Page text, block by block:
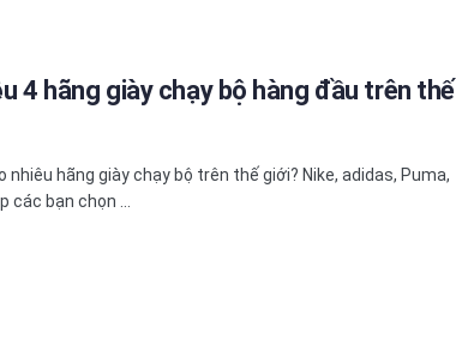
4 hãng giày chạy bộ hàng đầu trên thế
nhiêu hãng giày chạy bộ trên thế giới? Nike, adidas, Puma,
các bạn chọn ...